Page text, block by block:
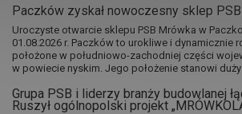
Paczków zyskał nowoczesny sklep
Uroczyste otwarcie sklepu PSB Mrówka w
01.08.2026 r. Paczków to urokliwe i dynamicznie
położone w południowo-zachodniej części
w powiecie nyskim. Jego położenie stanowi duży
Grupa PSB i liderzy branży budowlanej
Ruszył ogólnopolski projekt